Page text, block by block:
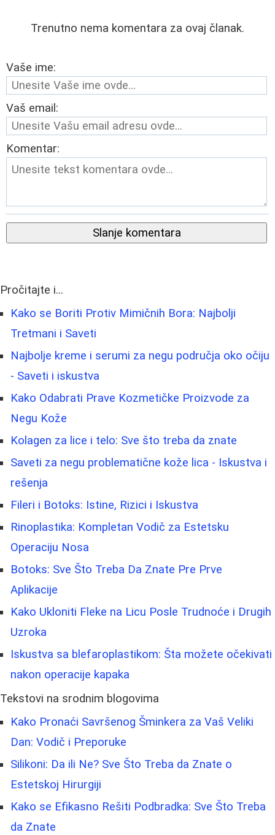
Trenutno nema komentara za ovaj članak.
Vaše ime:
Vaš email:
Komentar:
Slanje komentara
Pročitajte i...
Kako se Boriti Protiv Mimičnih Bora: Najbolji
Tretmani i Saveti
Najbolje kreme i serumi za negu područja oko očiju
- Saveti i iskustva
Kako Odabrati Prave Kozmetičke Proizvode za
Negu Kože
Kolagen za lice i telo: Sve što treba da znate
Saveti za negu problematične kože lica - Iskustva i
rešenja
Fileri i Botoks: Istine, Rizici i Iskustva
Rinoplastika: Kompletan Vodič za Estetsku
Operaciju Nosa
Botoks: Sve Što Treba Da Znate Pre Prve
Aplikacije
Kako Ukloniti Fleke na Licu Posle Trudnoće i Drugih
Uzroka
Iskustva sa blefaroplastikom: Šta možete očekivati
nakon operacije kapaka
Tekstovi na srodnim blogovima
Kako Pronaći Savršenog Šminkera za Vaš Veliki
Dan: Vodič i Preporuke
Silikoni: Da ili Ne? Sve Što Treba da Znate o
Estetskoj Hirurgiji
Kako se Efikasno Rešiti Podbradka: Sve Što Treba
da Znate